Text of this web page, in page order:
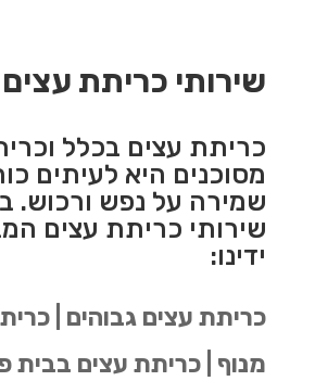
שירותי כריתת
כריתת עצים בכלל
מסוכנים היא לעיתים
שמירה על נפש ורכוש.
שירותי כריתת עצים
ידינו:
כריתת עצים גבוהים |
מנוף | כריתת עצים בבית